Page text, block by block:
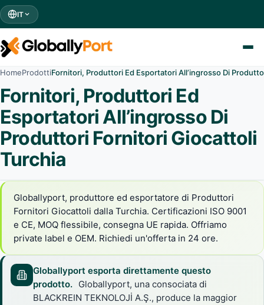
IT
HomeProdottiFornitori, Produttori Ed Esportatori All’ingrosso Di
Fornitori, Produttori Ed
Esportatori All’ingrosso Di
Produttori Fornitori Giocattoli
Turchia
Globallyport, produttore ed esportatore di Produttori
Fornitori Giocattoli dalla Turchia. Certificazioni ISO 9001
e CE, MOQ flessibile, consegna UE rapida. Offriamo
private label e OEM. Richiedi un'offerta in 24 ore.
Globallyport esporta direttamente questo
prodotto. Globallyport, una consociata di
BLACKREIN TEKNOLOJİ A.Ş., produce la maggior